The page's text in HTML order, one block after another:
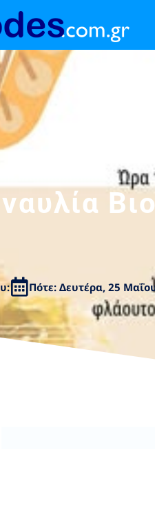
Πότε: Δευτέρα, 25